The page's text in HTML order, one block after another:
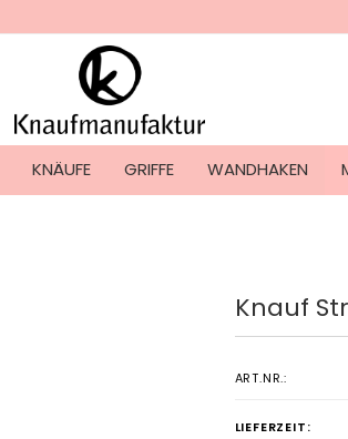
KNÄUFE GRIFFE WANDHAKEN
Knauf
ART.NR.:
LIEFERZEIT: